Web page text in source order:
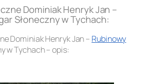
Dominiak Henryk Jan –
Słoneczny w Tychach:
Dominiak Henryk Jan – Rubinowy
w Tychach – opis: